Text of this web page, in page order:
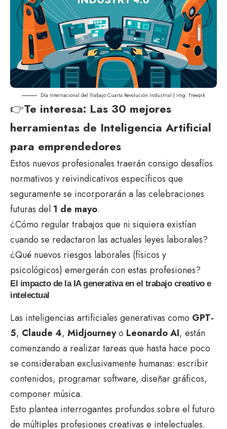
Día Internacional del Trabajo Cuarta Revolución Industrial | Img: Freepik
👉Te interesa: Las 30 mejores
herramientas de Inteligencia Artificial
para emprendedores
Estos nuevos profesionales traerán consigo desafíos
normativos y reivindicativos específicos que
seguramente se incorporarán a las celebraciones
futuras del 1 de mayo.
¿Cómo regular trabajos que ni siquiera existían
cuando se redactaron las actuales leyes laborales?
¿Qué nuevos riesgos laborales (físicos y
psicológicos) emergerán con estas profesiones?
El impacto de la IA generativa en el trabajo creativo e
intelectual
Las inteligencias artificiales generativas como GPT-
5, Claude 4, Midjourneyo Leonardo AI, están
comenzando a realizar tareas que hasta hace poco
se consideraban exclusivamente humanas: escribir
contenidos, programar software, diseñar gráficos,
componer música.
Esto plantea interrogantes profundos sobre el futuro
de múltiples profesiones creativas e intelectuales.